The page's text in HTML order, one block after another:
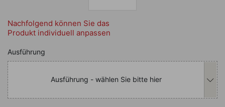
Nachfolgend können Sie das
Produkt individuell anpassen
Nachfolgend können Sie das
Ausführung
Ausführung - wählen Sie bitte hier